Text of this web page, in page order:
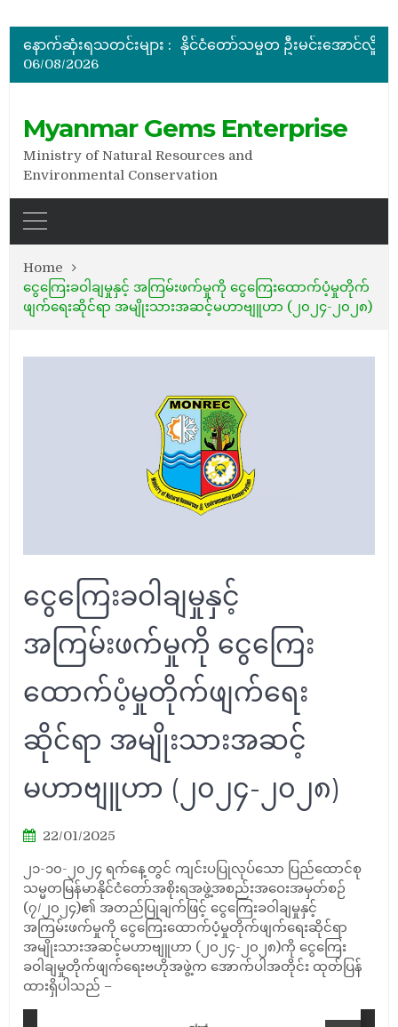
နောက်ဆုံးရသတင်းများ :
အိတ်ဖွင့်တင်ဒါခေါ်ယူခြင်း
06/08/2026
Myanmar Gems Enterprise
Ministry of Natural Resources and
Environmental Conservation
Home
ငွေကြေးခဝါချမှုနှင့် အကြမ်းဖက်မှုကို ငွေကြေးထောက်ပံ့မှုတိုက်
ဖျက်ရေးဆိုင်ရာ အမျိုးသားအဆင့်မဟာဗျူဟာ (၂၀၂၄-၂၀၂၈)
ငွေကြေးခဝါချမှုနှင့်
အကြမ်းဖက်မှုကို ငွေကြေး
ထောက်ပံ့မှုတိုက်ဖျက်ရေး
ဆိုင်ရာ အမျိုးသားအဆင့်
မဟာဗျူဟာ (၂၀၂၄-၂၀၂၈)
22/01/2025
၂၁-၁၀-၂၀၂၄ ရက်နေ့တွင် ကျင်းပပြုလုပ်သော ပြည်ထောင်စု
သမ္မတမြန်မာနိုင်ငံတော်အစိုးရအဖွဲ့အစည်းအဝေးအမှတ်စဉ်
(၇/၂၀၂၄)၏ အတည်ပြုချက်ဖြင့် ငွေကြေးခဝါချမှုနှင့်
အကြမ်းဖက်မှုကို ငွေကြေးထောက်ပံ့မှုတိုက်ဖျက်ရေးဆိုင်ရာ
အမျိုးသားအဆင့်မဟာဗျူဟာ (၂၀၂၄-၂၀၂၈)ကို ငွေကြေး
ခဝါချမှုတိုက်ဖျက်ရေးဗဟိုအဖွဲ့က အောက်ပါအတိုင်း ထုတ်ပြန်
ထားရှိပါသည် –